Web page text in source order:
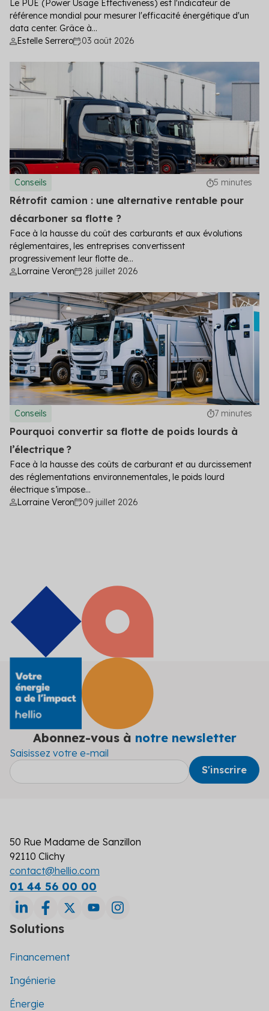
Le PUE (Power Usage Effectiveness) est l'indicateur de
référence mondial pour mesurer l'efficacité énergétique d'un
data center. Grâce à...
Estelle Serrero
03 août 2026
Conseils 5 minutes
Rétrofit camion : une alternative rentable pour
décarboner sa flotte ?
Face à la hausse du coût des carburants et aux évolutions
réglementaires, les entreprises convertissent
progressivement leur flotte de...
Lorraine Veron
28 juillet 2026
Conseils 7 minutes
Pourquoi convertir sa flotte de poids lourds à
l’électrique ?
Face à la hausse des coûts de carburant et au durcissement
des réglementations environnementales, le poids lourd
électrique s’impose...
Lorraine Veron
09 juillet 2026
Abonnez-vous à notre newsletter
Saisissez votre e-mail
50 Rue Madame de Sanzillon
92110 Clichy
contact@hellio.com
01 44 56 00 00
Solutions
Financement
Ingénierie
Énergie